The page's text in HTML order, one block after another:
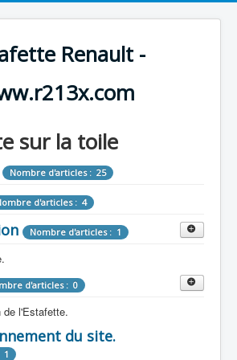
Renault -
sur la toile
Nombre d'articles : 25
d'articles : 4
Nombre d'articles : 1
Nombre d'articles : 9
l'on a vu sur l'estafette !
Nombre d'articles : 3
d'articles : 0
de l'Estafette.
Nombre d'articles : 0
du site.
1